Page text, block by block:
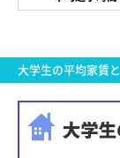
大学生の平均家賃